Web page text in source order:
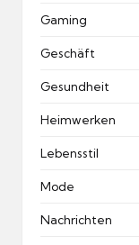
Gaming
Geschäft
Gesundheit
Heimwerken
Lebensstil
Mode
Nachrichten